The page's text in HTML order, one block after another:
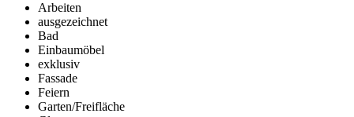
Arbeiten
ausgezeichnet
Bad
Einbaumöbel
exklusiv
Fassade
Feiern
Garten/Freifläche